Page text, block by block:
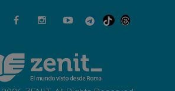
el Vicariato Apostólico de Calapán
en diócesis
Los desplazados invisibles de una
olvidada